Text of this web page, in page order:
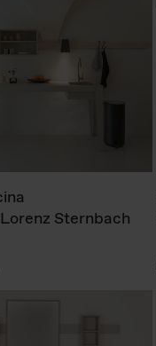
Sternbach